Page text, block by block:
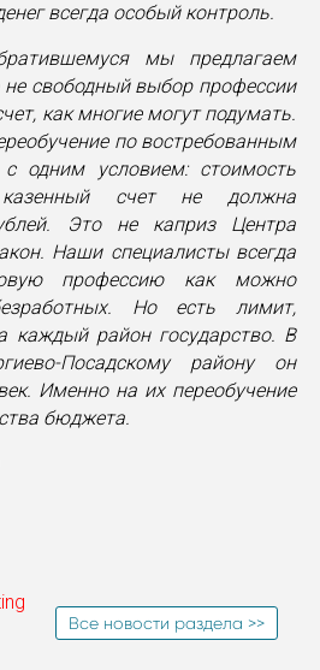
всегда особый контроль.
мы предлагаем
не свободный выбор профессии
как многие могут подумать.
по востребованным
одним условием: стоимость
счет не должна
Это не каприз Центра
Наши специалисты всегда
профессию как можно
Но есть лимит,
каждый район государство. В
Посадскому району он
Именно на их переобучение
бюджета.
Все новости раздела >>